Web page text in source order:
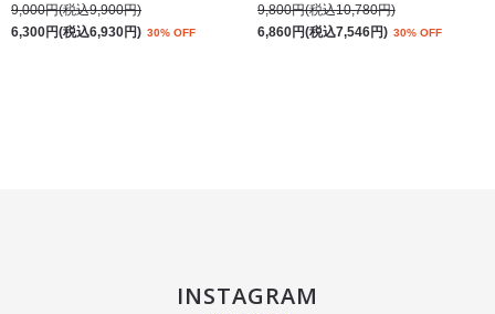
9,000円(税込9,900円)
6,300円(税込6,930円) 30% OFF
9,800円(税込10,780円)
6,860円(税込7,546円) 30% OFF
INSTAGRAM